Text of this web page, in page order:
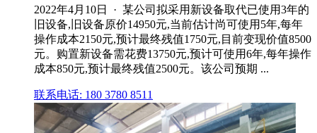
2022年4月10日 · 某公司拟采用新设备取代已使用3年的
旧设备,旧设备原价14950元,当前估计尚可使用5年,每年
操作成本2150元,预计最终残值1750元,目前变现价值8500
元。购置新设备需花费13750元,预计可使用6年,每年操作
成本850元,预计最终残值2500元。该公司预期 ...
联系电话: 180 3780 8511